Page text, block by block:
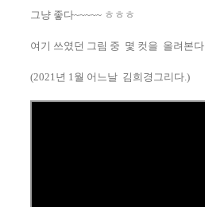
그냥 좋다~~~~~ ㅎㅎㅎ
여기 쓰였던 그림 중 몇 컷을 올려본다
(2021년 1월 어느날 김희경그리다.)